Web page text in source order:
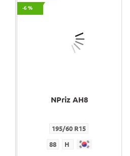
-6 %
NPriz AH8
195/60 R15
88 H